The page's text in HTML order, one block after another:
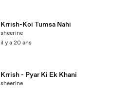
Krrish-Koi Tumsa Nahi
sheerine
il y a 20 ans
Krrish - Pyar Ki Ek Khani
sheerine